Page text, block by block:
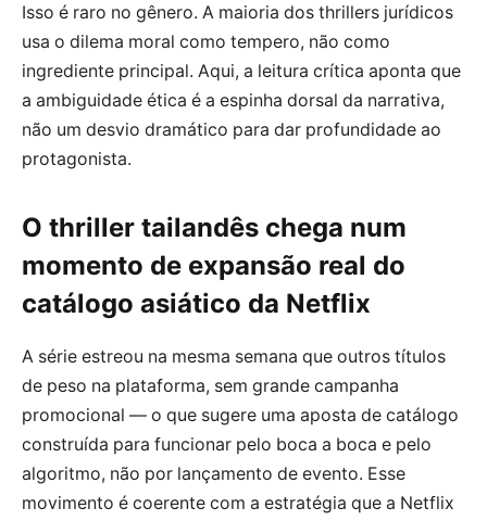
Isso é raro no gênero. A maioria dos thrillers jurídicos
usa o dilema moral como tempero, não como
ingrediente principal. Aqui, a leitura crítica aponta que
a ambiguidade ética é a espinha dorsal da narrativa,
não um desvio dramático para dar profundidade ao
protagonista.
O thriller tailandês chega num
momento de expansão real do
catálogo asiático da Netflix
A série estreou na mesma semana que outros títulos
de peso na plataforma, sem grande campanha
promocional — o que sugere uma aposta de catálogo
construída para funcionar pelo boca a boca e pelo
algoritmo, não por lançamento de evento. Esse
movimento é coerente com a estratégia que a Netflix